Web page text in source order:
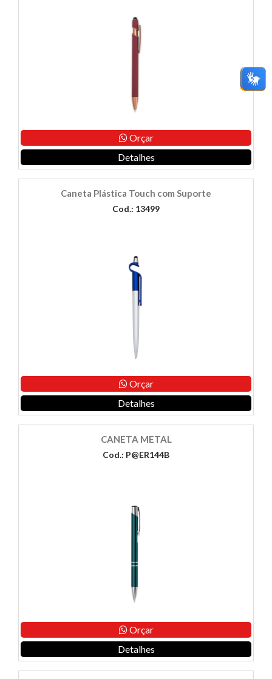
Orçar
Detalhes
Caneta Plástica Touch com Suporte
Cod.: 13499
Orçar
Detalhes
CANETA METAL
Cod.: P@ER144B
Orçar
Detalhes